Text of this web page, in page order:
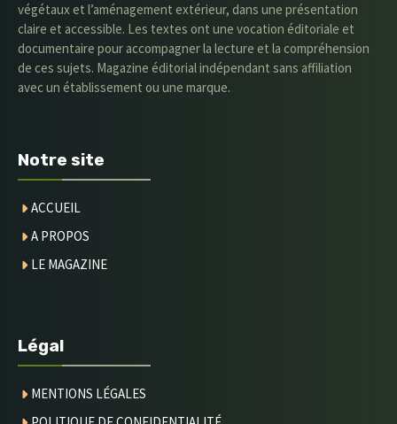
végétaux et l’aménagement extérieur, dans une présentation
claire et accessible. Les textes ont une vocation éditoriale et
documentaire pour accompagner la lecture et la compréhension
de ces sujets. Magazine éditorial indépendant sans affiliation
avec un établissement ou une marque.
Notre site
ACCUEIL
A PROPOS
LE MAGAZINE
Légal
MENTIONS LÉGALES